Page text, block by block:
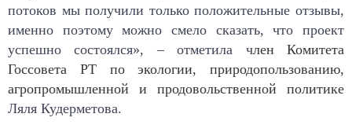
потоков мы получили только положительные отзывы,
именно поэтому можно смело сказать, что проект
успешно состоялся», – отметила член Комитета
Госсовета РТ по экологии, природопользованию,
агропромышленной и продовольственной политике
Ляля Кудерметова.